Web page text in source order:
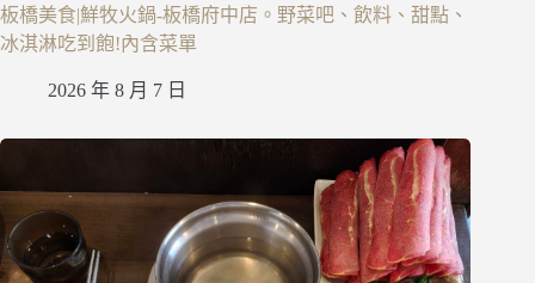
板橋美食|鮮牧火鍋-板橋府中店。野菜吧、飲料、甜點、
冰淇淋吃到飽!內含菜單
2026 年 8 月 7 日